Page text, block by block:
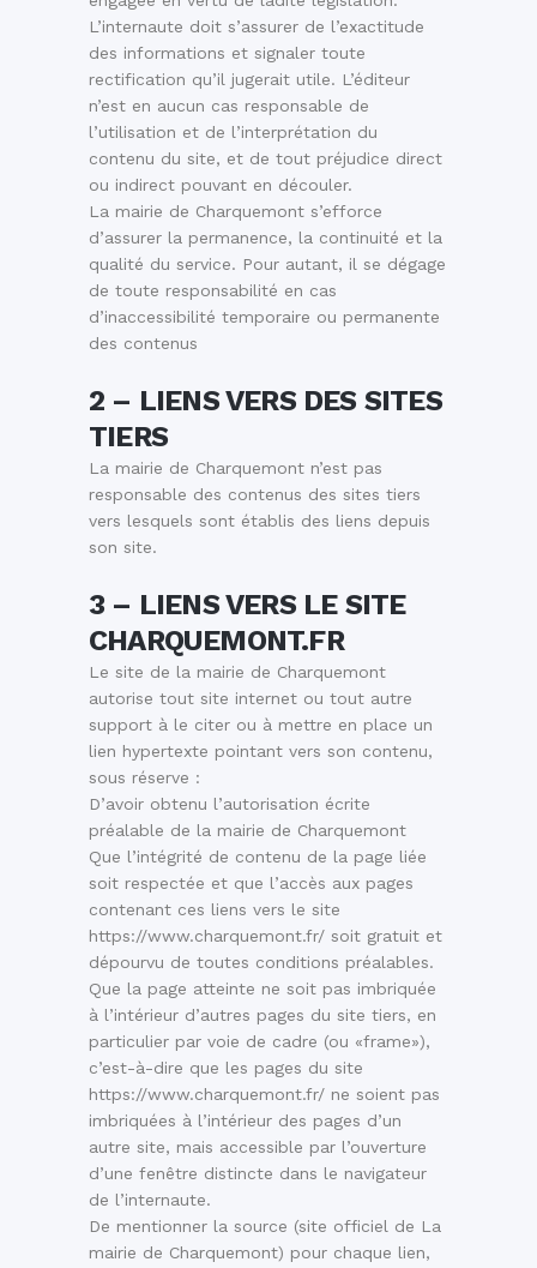
L’internaute doit s’assurer de l’exactitude
des informations et signaler toute
rectification qu’il jugerait utile. L’éditeur
n’est en aucun cas responsable de
l’utilisation et de l’interprétation du
contenu du site, et de tout préjudice direct
ou indirect pouvant en découler.
La mairie de Charquemont s’efforce
d’assurer la permanence, la continuité et la
qualité du service. Pour autant, il se dégage
de toute responsabilité en cas
d’inaccessibilité temporaire ou permanente
des contenus
2 – LIENS VERS DES SITES
TIERS
La mairie de Charquemont n’est pas
responsable des contenus des sites tiers
vers lesquels sont établis des liens depuis
son site.
3 – LIENS VERS LE SITE
CHARQUEMONT.FR
Le site de la mairie de Charquemont
autorise tout site internet ou tout autre
support à le citer ou à mettre en place un
lien hypertexte pointant vers son contenu,
sous réserve :
D’avoir obtenu l’autorisation écrite
préalable de la mairie de Charquemont
Que l’intégrité de contenu de la page liée
soit respectée et que l’accès aux pages
contenant ces liens vers le site
https://www.charquemont.fr/ soit gratuit et
dépourvu de toutes conditions préalables.
Que la page atteinte ne soit pas imbriquée
à l’intérieur d’autres pages du site tiers, en
particulier par voie de cadre (ou «frame»),
c’est-à-dire que les pages du site
https://www.charquemont.fr/ ne soient pas
imbriquées à l’intérieur des pages d’un
autre site, mais accessible par l’ouverture
d’une fenêtre distincte dans le navigateur
de l’internaute.
De mentionner la source (site officiel de La
mairie de Charquemont) pour chaque lien,